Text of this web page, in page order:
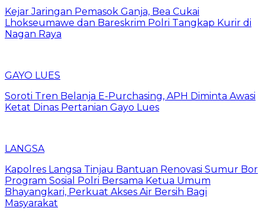
Kejar Jaringan Pemasok Ganja, Bea Cukai
Lhokseumawe dan Bareskrim Polri Tangkap Kurir di
Nagan Raya
GAYO LUES
Soroti Tren Belanja E-Purchasing, APH Diminta Awasi
Ketat Dinas Pertanian Gayo Lues
LANGSA
Kapolres Langsa Tinjau Bantuan Renovasi Sumur Bor
Program Sosial Polri Bersama Ketua Umum
Bhayangkari, Perkuat Akses Air Bersih Bagi
Masyarakat